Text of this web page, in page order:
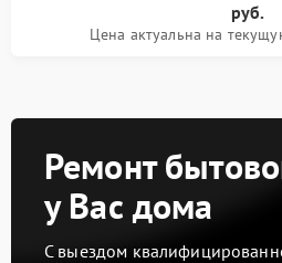
руб.
Цена актуальна на
Ремонт
у Вас дома
С выездом